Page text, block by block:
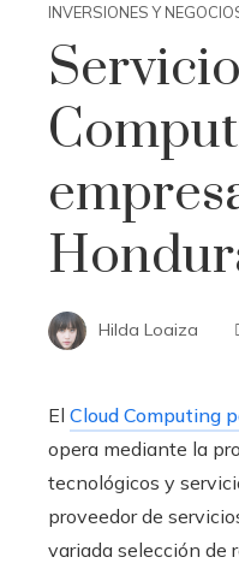
INVERSIONES Y
Hilda Loaiza
El Cloud Computing
opera mediante la
tecnológicos y
proveedor de
variada selección de